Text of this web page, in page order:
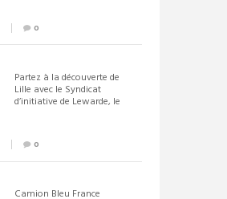
0
Partez à la découverte de
Lille avec le Syndicat
d’initiative de Lewarde, le
0
Camion Bleu France